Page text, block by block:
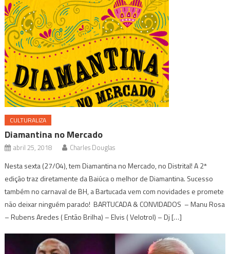
CULTURALIZA
Diamantina no Mercado
abril 25, 2018 Charles Douglas
Nesta sexta (27/04), tem Diamantina no Mercado, no Distrital! A 2ª
edição traz diretamente da Baiúca o melhor de Diamantina. Sucesso
também no carnaval de BH, a Bartucada vem com novidades e promete
não deixar ninguém parado! BARTUCADA & CONVIDADOS – Manu Rosa
– Rubens Aredes ( Então Brilha) – Elvis ( Velotrol) – Dj […]